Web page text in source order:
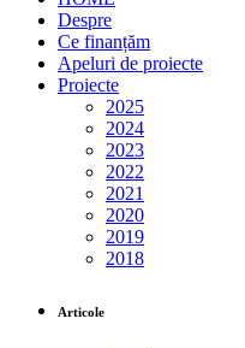
Despre
Ce finanțăm
Apeluri de proiecte
Proiecte
2025
2024
2023
2022
2021
2020
2019
2018
Articole